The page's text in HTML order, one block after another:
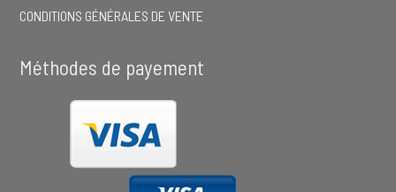
CONDITIONS GÉNÉRALES DE VENTE
Méthodes de payement